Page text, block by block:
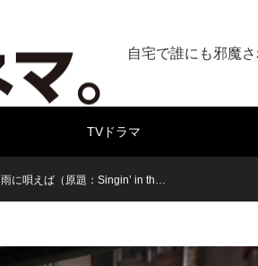
自宅で誰にも邪魔
TVドラマ
雨に唄えば（原題：Singin’ in th…